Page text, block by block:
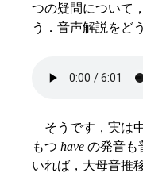
つの疑問について
う．音声解説をど
そうです，実は
もつ have の発音も
いれば，大母音推